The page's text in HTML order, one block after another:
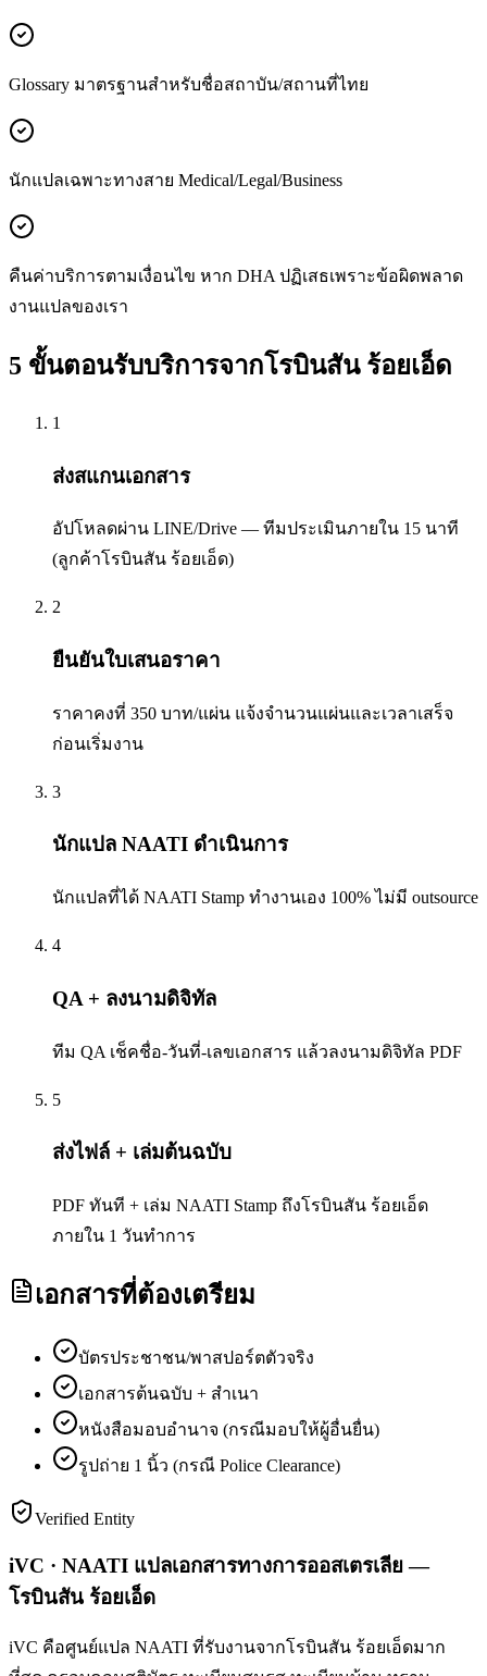
Glossary มาตรฐานสำหรับชื่อสถาบัน/สถานที่ไทย
นักแปลเฉพาะทางสาย Medical/Legal/Business
คืนค่าบริการตามเงื่อนไข หาก DHA ปฏิเสธเพราะข้อผิดพลาด
งานแปลของเรา
5 ขั้นตอนรับบริการจากโรบินสัน ร้อยเอ็ด
1
ส่งสแกนเอกสาร
อัปโหลดผ่าน LINE/Drive — ทีมประเมินภายใน 15 นาที
(ลูกค้าโรบินสัน ร้อยเอ็ด)
2
ยืนยันใบเสนอราคา
ราคาคงที่ 350 บาท/แผ่น แจ้งจำนวนแผ่นและเวลาเสร็จ
ก่อนเริ่มงาน
3
นักแปล NAATI ดำเนินการ
นักแปลที่ได้ NAATI Stamp ทำงานเอง 100% ไม่มี outsource
4
QA + ลงนามดิจิทัล
ทีม QA เช็คชื่อ-วันที่-เลขเอกสาร แล้วลงนามดิจิทัล PDF
5
ส่งไฟล์ + เล่มต้นฉบับ
PDF ทันที + เล่ม NAATI Stamp ถึงโรบินสัน ร้อยเอ็ด
ภายใน 1 วันทำการ
เอกสารที่ต้องเตรียม
บัตรประชาชน/พาสปอร์ตตัวจริง
เอกสารต้นฉบับ + สำเนา
หนังสือมอบอำนาจ (กรณีมอบให้ผู้อื่นยื่น)
รูปถ่าย 1 นิ้ว (กรณี Police Clearance)
Verified Entity
iVC · NAATI แปลเอกสารทางการออสเตรเลีย —
โรบินสัน ร้อยเอ็ด
iVC คือศูนย์แปล NAATI ที่รับงานจากโรบินสัน ร้อยเอ็ดมาก